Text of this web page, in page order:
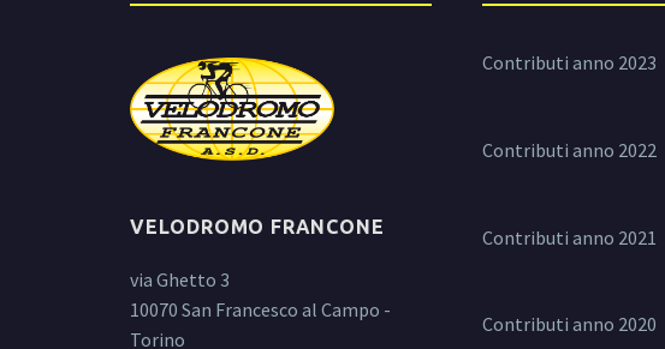
VELODROMO FRANCONE
via Ghetto 3
10070 San Francesco al Campo -
Torino
Contributi anno 2023
Contributi anno 2022
Contributi anno 2021
Contributi anno 2020